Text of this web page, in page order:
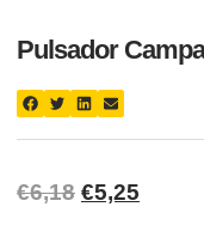
Pulsador
€6,18 €5,25